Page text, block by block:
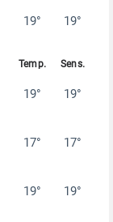
19° 19°
19° 19°
17° 17°
19° 19°